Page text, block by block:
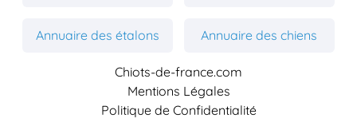
Annuaire des étalons Annuaire des chiens
Chiots-de-france.com
Mentions Légales
Politique de Confidentialité